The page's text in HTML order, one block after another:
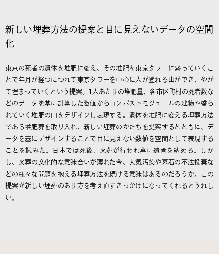
新しい埋葬方法の提案と目に見えないデータの空間
化
東京の死者の遺体を堆肥に変え、その堆肥を東京タワーに盛っていくこ
とで年月が経つにつれて東京タワーを中心に人が登れる山ができ、やが
て埋まっていくという提案。1人あたりの堆肥量、各市区町村の死者数な
どのデータを基に計算した数値からコンポストモジュールの建物や盛ら
れていく堆肥の山をデザインし表現する。遺体を堆肥に変える埋葬方法
である堆肥葬を取り入れ、新しい埋葬のかたちを提案するとともに、デ
ータを基にデザインすることで目に見えない数値を空間として表現する
ことを試みた。日本では死後、火葬が行われ墓に遺骨を納める。しか
し、火葬の文化的な意味合いが薄れた今、大気汚染や墓石の不法投棄な
どの様々な問題を抱える埋葬方法を続ける意味はあるのだろうか。この
提案が新しい埋葬のあり方を考え直すきっかけになってくれるとうれし
い。